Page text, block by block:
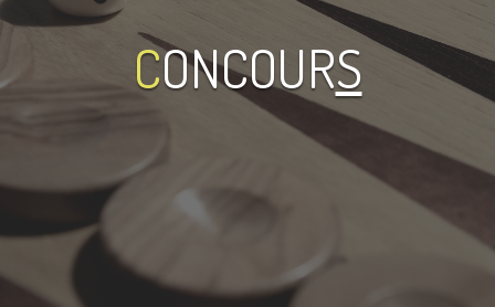
CONCOURS